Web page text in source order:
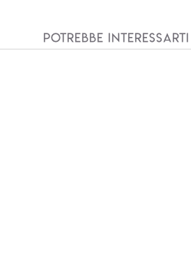
Potrebbe